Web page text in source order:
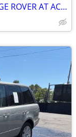
PRICE REDUCED 12 LAND ROVER RANGE ROVER AT AC 4x4 SUN V8 CLEAN 1 to own